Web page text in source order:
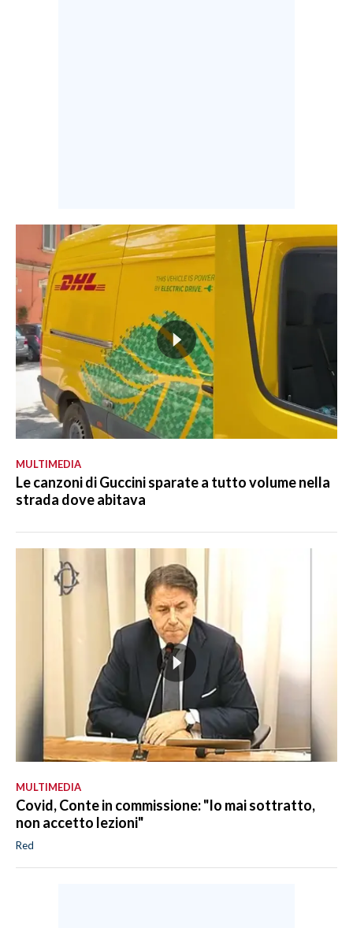
MULTIMEDIA
Le canzoni di Guccini sparate a tutto volume nella
strada dove abitava
MULTIMEDIA
Covid, Conte in commissione: "Io mai sottratto,
non accetto lezioni"
Red